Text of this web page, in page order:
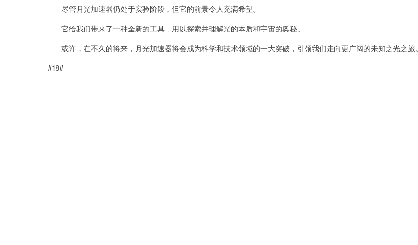
尽管月光加速器仍处于实验阶段，但它的前景令人充满希望。
它给我们带来了一种全新的工具，用以探索并理解光的本质和宇宙的奥秘。
或许，在不久的将来，月光加速器将会成为科学和技术领域的一大突破，引领我们走向更广阔的未知之光之旅。
#18#